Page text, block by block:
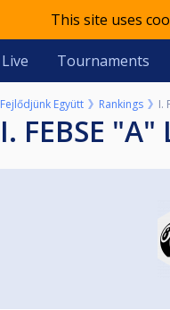
This site uses
Live Tournaments
Fejlődjünk Együtt Rankings I.
I. FEBSE